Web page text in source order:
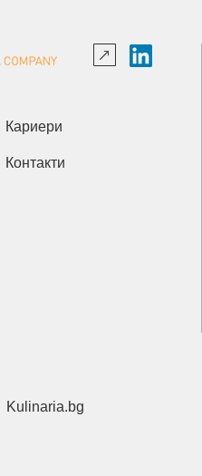
Кариери
Контакти
Kulinaria.bg